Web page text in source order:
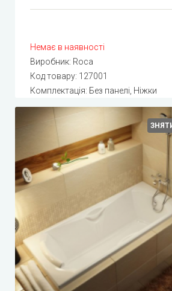
Немає в наявності
Виробник: Roca
Код товару: 127001
Комплектація: Без панелі, Ніжки